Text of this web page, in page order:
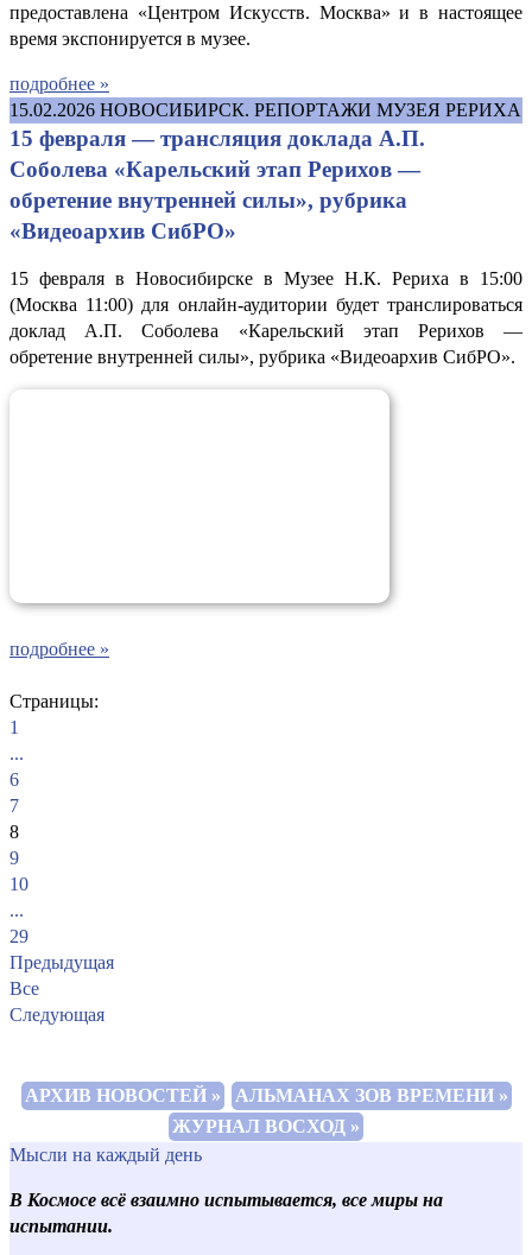
предоставлена «Центром Искусств. Москва» и в настоящее
время экспонируется в музее.
подробнее »
15.02.2026 НОВОСИБИРСК. РЕПОРТАЖИ МУЗЕЯ РЕРИХА
15 февраля — трансляция доклада А.П.
Соболева «Карельский этап Рерихов —
обретение внутренней силы», рубрика
«Видеоархив СибРО»
15 февраля в Новосибирске в Музее Н.К. Рериха в 15:00
(Москва 11:00) для онлайн-аудитории будет транслироваться
доклад А.П. Соболева «Карельский этап Рерихов —
обретение внутренней силы», рубрика «Видеоархив СибРО».
подробнее »
Страницы:
1
...
6
7
8
9
10
...
29
Предыдущая
Все
Следующая
АРХИВ НОВОСТЕЙ »
АЛЬМАНАХ ЗОВ ВРЕМЕНИ »
ЖУРНАЛ ВОСХОД »
Мысли на каждый день
В Космосе всё взаимно испытывается, все миры на
испытании.